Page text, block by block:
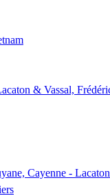
& Vassal,
Cayenne -